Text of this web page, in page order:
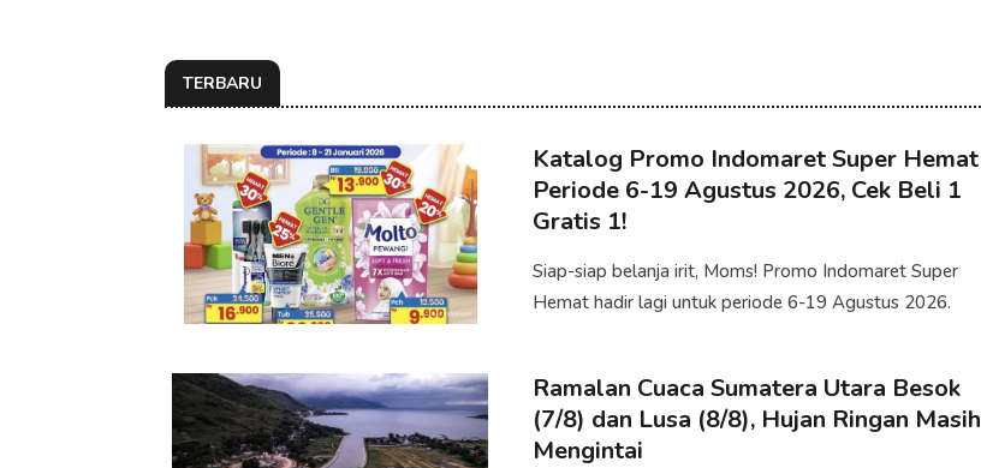
TERBARU
Katalog Promo Indomaret Super Hemat
Periode 6-19 Agustus 2026, Cek Beli 1
Gratis 1!
Siap-siap belanja irit, Moms! Promo Indomaret Super
Hemat hadir lagi untuk periode 6-19 Agustus 2026.
Ramalan Cuaca Sumatera Utara Besok
(7/8) dan Lusa (8/8), Hujan Ringan Masih
Mengintai